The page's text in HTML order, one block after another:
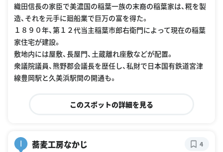
織田信長の家臣で美濃国の稲葉一族の末裔の稲葉家は、糀を製
造、それを元手に廻船業で巨万の富を得た。
１８９０年、第１２代当主稲葉市郎右衛門によって現在の稲葉
家住宅が建設。
敷地内には屋敷、長屋門、土蔵離れ座敷などが配置。
衆議院議員、熊野郡会議長を歴任し、私財で日本国有鉄道宮津
線豊岡駅と久美浜駅間の開通も。
このスポットの詳細を見る
I 蕎麦工房なかじ 4